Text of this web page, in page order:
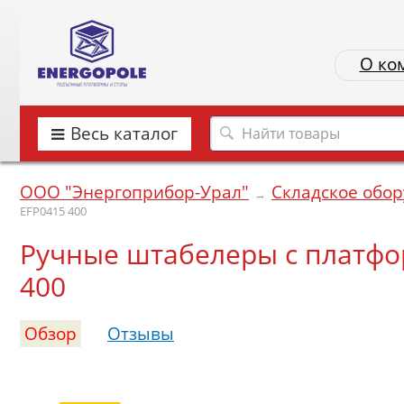
О
Весь каталог
ООО "Энергоприбор-Урал" → Складское
EFP0415 400
Ручные штабелеры с
400
Обзор Отзывы